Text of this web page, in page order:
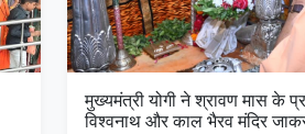
मुख्यमंत्री योगी ने श्रावण मास के
विश्वनाथ और काल भैरव मंदिर